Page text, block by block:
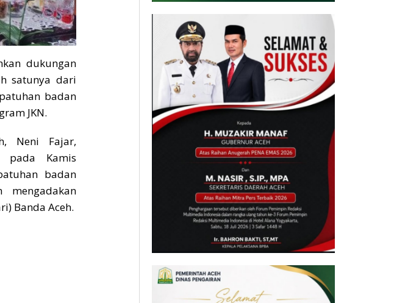
dukungan
satunya dari
badan
JKN.
Neni Fajar,
pada Kamis
badan
mengadakan
Banda Aceh.